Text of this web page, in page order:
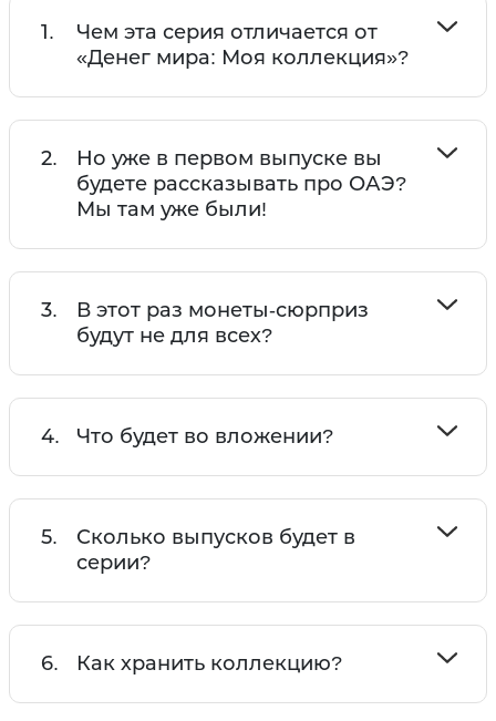
1.
Чем эта серия отличается от
«Денег мира: Моя коллекция»?
2.
Но уже в первом выпуске вы
будете рассказывать про ОАЭ?
Мы там уже были!
3.
В этот раз монеты-сюрприз
будут не для всех?
4. Что будет во вложении?
5.
Сколько выпусков будет в
серии?
6. Как хранить коллекцию?